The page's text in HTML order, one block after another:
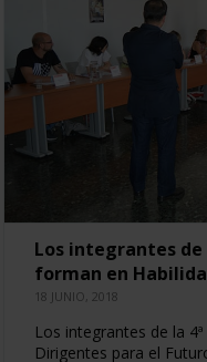
Los integrantes de
forman en
18 JUNIO, 2018
Los integrantes de la
Dirigentes para el